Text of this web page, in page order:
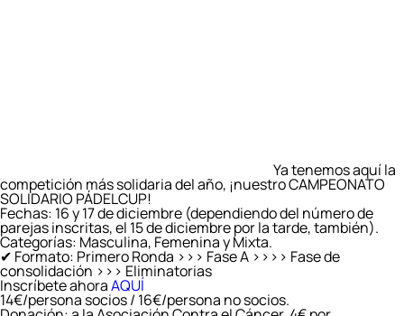
Ya tenemos aquí la
competición más solidaria del año, ¡nuestro CAMPEONATO
SOLIDARIO PÁDELCUP!
Fechas: 16 y 17 de diciembre (dependiendo del número de
parejas inscritas, el 15 de diciembre por la tarde, también).
Categorías: Masculina, Femenina y Mixta.
✔ Formato: Primero Ronda >>> Fase A >>>> Fase de
consolidación >>> Eliminatorias
Inscríbete ahoraAQUÍ
14€/persona socios / 16€/persona no socios.